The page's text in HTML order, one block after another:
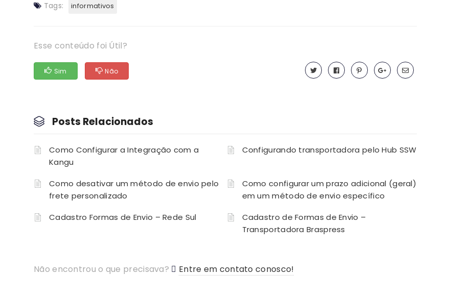
Tags: informativos
Esse conteúdo foi Útil?
Sim Não
Posts Relacionados
Como Configurar a Integração com a
Kangu
Configurando transportadora pelo Hub SSW
Como desativar um método de envio pelo
frete personalizado
Como configurar um prazo adicional (geral)
em um método de envio específico
Cadastro Formas de Envio – Rede Sul
Cadastro de Formas de Envio –
Transportadora Braspress
Não encontrou o que precisava? Entre em contato conosco!